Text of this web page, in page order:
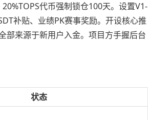
代币强制锁仓100天。设置V1-
补贴、业绩PK赛事奖励。开设核心推
部来源于新用户入金。项目方手握后台
状态